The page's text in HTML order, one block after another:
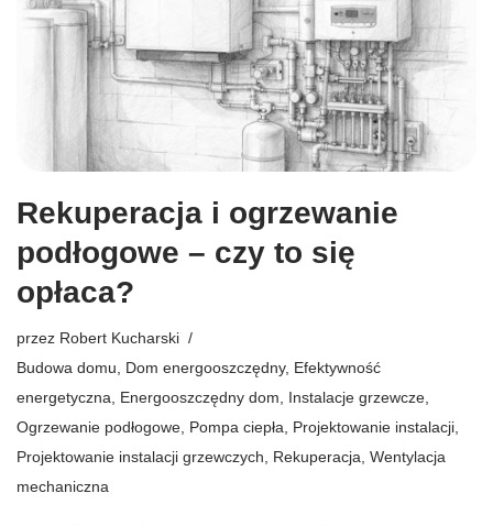
Rekuperacja i ogrzewanie
podłogowe – czy to się
opłaca?
przez Robert Kucharski
Budowa domu
Dom energooszczędny, Efektywność
energetyczna
Energooszczędny dom Instalacje grzewcze
Ogrzewanie podłogowe Pompa ciepła Projektowanie instalacji
Projektowanie instalacji grzewczych
Rekuperacja Wentylacja
mechaniczna